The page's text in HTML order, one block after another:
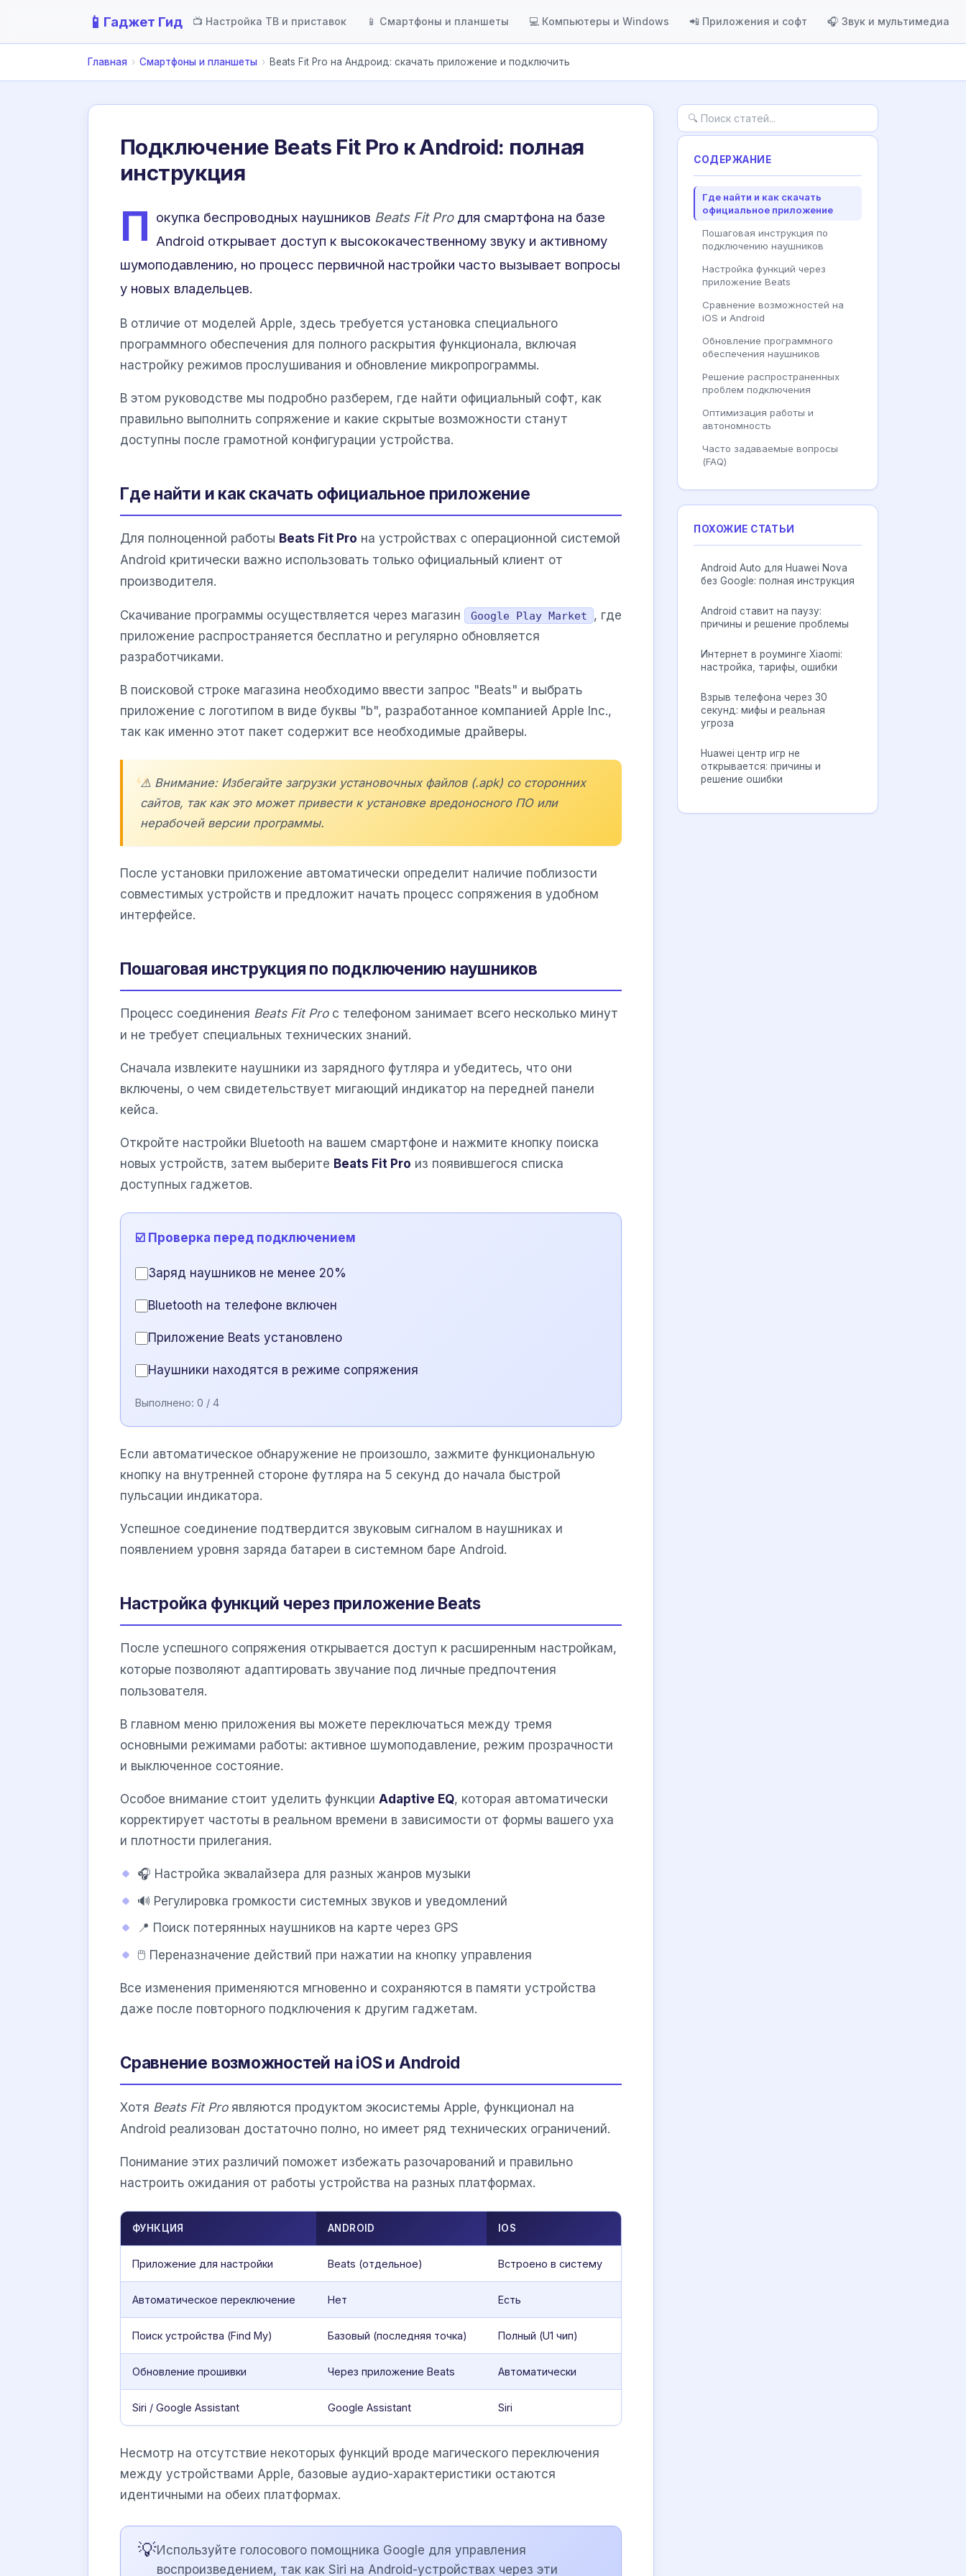
📱 Гаджет Гид 📺 Настройка ТВ и приставок 📱 Смартфоны и планшеты 💻 Компьютеры и Windows 📲 Приложения и софт 🎧 Звук и мультимедиа
Главная › Смартфоны и планшеты › Beats Fit Pro на Андроид: скачать приложение и подключить
Подключение Beats Fit Pro к Android: полная
инструкция
П окупка беспроводных наушников Beats Fit Proдля смартфона на базе
Android открывает доступ к высококачественному звуку и активному
шумоподавлению, но процесс первичной настройки часто вызывает вопросы
у новых владельцев.
В отличие от моделей Apple, здесь требуется установка специального
программного обеспечения для полного раскрытия функционала, включая
настройку режимов прослушивания и обновление микропрограммы.
В этом руководстве мы подробно разберем, где найти официальный софт, как
правильно выполнить сопряжение и какие скрытые возможности станут
доступны после грамотной конфигурации устройства.
Где найти и как скачать официальное приложение
Для полноценной работы Beats Fit Pro на устройствах с операционной системой
Android критически важно использовать только официальный клиент от
производителя.
Скачивание программы осуществляется через магазин Google Play Market
, где
приложение распространяется бесплатно и регулярно обновляется
разработчиками.
В поисковой строке магазина необходимо ввести запрос "Beats" и выбрать
приложение с логотипом в виде буквы "b", разработанное компанией Apple Inc.,
так как именно этот пакет содержит все необходимые драйверы.
⚠️ Внимание: Избегайте загрузки установочных файлов (.apk) со сторонних
сайтов, так как это может привести к установке вредоносного ПО или
нерабочей версии программы.
После установки приложение автоматически определит наличие поблизости
совместимых устройств и предложит начать процесс сопряжения в удобном
интерфейсе.
Пошаговая инструкция по подключению наушников
Процесс соединения Beats Fit Proс телефоном занимает всего несколько минут
и не требует специальных технических знаний.
Сначала извлеките наушники из зарядного футляра и убедитесь, что они
включены, о чем свидетельствует мигающий индикатор на передней панели
кейса.
Откройте настройки Bluetooth на вашем смартфоне и нажмите кнопку поиска
новых устройств, затем выберите Beats Fit Pro из появившегося списка
доступных гаджетов.
☑️ Проверка перед подключением
Заряд наушников не менее 20%
Bluetooth на телефоне включен
Приложение Beats установлено
Наушники находятся в режиме сопряжения
Выполнено: 0 / 4
Если автоматическое обнаружение не произошло, зажмите функциональную
кнопку на внутренней стороне футляра на 5 секунд до начала быстрой
пульсации индикатора.
Успешное соединение подтвердится звуковым сигналом в наушниках и
появлением уровня заряда батареи в системном баре Android.
Настройка функций через приложение Beats
После успешного сопряжения открывается доступ к расширенным настройкам,
которые позволяют адаптировать звучание под личные предпочтения
пользователя.
В главном меню приложения вы можете переключаться между тремя
основными режимами работы: активное шумоподавление, режим прозрачности
и выключенное состояние.
Особое внимание стоит уделить функции Adaptive EQ, которая автоматически
корректирует частоты в реальном времени в зависимости от формы вашего уха
и плотности прилегания.
🎧 Настройка эквалайзера для разных жанров музыки
🔊 Регулировка громкости системных звуков и уведомлений
📍 Поиск потерянных наушников на карте через GPS
🖱️ Переназначение действий при нажатии на кнопку управления
Все изменения применяются мгновенно и сохраняются в памяти устройства
даже после повторного подключения к другим гаджетам.
Сравнение возможностей на iOS и Android
Хотя Beats Fit Proявляются продуктом экосистемы Apple, функционал на
Android реализован достаточно полно, но имеет ряд технических ограничений.
Понимание этих различий поможет избежать разочарований и правильно
настроить ожидания от работы устройства на разных платформах.
ФУНКЦИЯ ANDROID IOS
Приложение для настройки Beats (отдельное) Встроено в систему
Автоматическое переключение Нет Есть
Поиск устройства (Find My) Базовый (последняя точка) Полный (U1 чип)
Обновление прошивки Через приложение Beats Автоматически
Siri / Google Assistant Google Assistant Siri
Несмотр на отсутствие некоторых функций вроде магического переключения
между устройствами Apple, базовые аудио-характеристики остаются
идентичными на обеих платформах.
💡Используйте голосового помощника Google для управления
воспроизведением, так как Siri на Android-устройствах через эти
СОДЕРЖАНИЕ
Где найти и как скачать
официальное приложение
Пошаговая инструкция по
подключению наушников
Настройка функций через
приложение Beats
Сравнение возможностей на
iOS и Android
Обновление программного
обеспечения наушников
Решение распространенных
проблем подключения
Оптимизация работы и
автономность
Часто задаваемые вопросы
(FAQ)
ПОХОЖИЕ СТАТЬИ
Android Auto для Huawei Nova
без Google: полная инструкция
Android ставит на паузу:
причины и решение проблемы
Интернет в роуминге Xiaomi:
настройка, тарифы, ошибки
Взрыв телефона через 30
секунд: мифы и реальная
угроза
Huawei центр игр не
открывается: причины и
решение ошибки